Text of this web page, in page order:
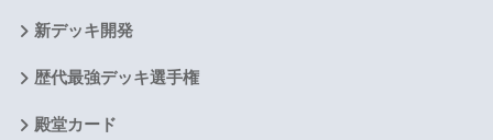
新デッキ開発
歴代最強デッキ選手権
殿堂カード